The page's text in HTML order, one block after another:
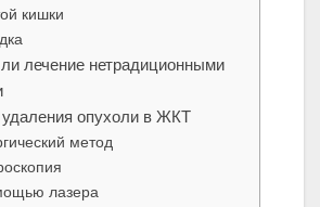
кишки
лечение нетрадиционными
опухоли в ЖКТ
метод
лазера